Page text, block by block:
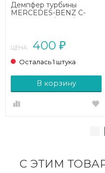
Демпфер турбины
MERCEDES-BENZ C-
ЦЕНА: 400 ₽
Осталась 1 штука
В корзину
С ЭТИМ